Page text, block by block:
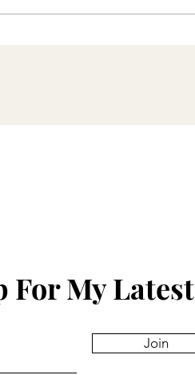
For My Latest
Join